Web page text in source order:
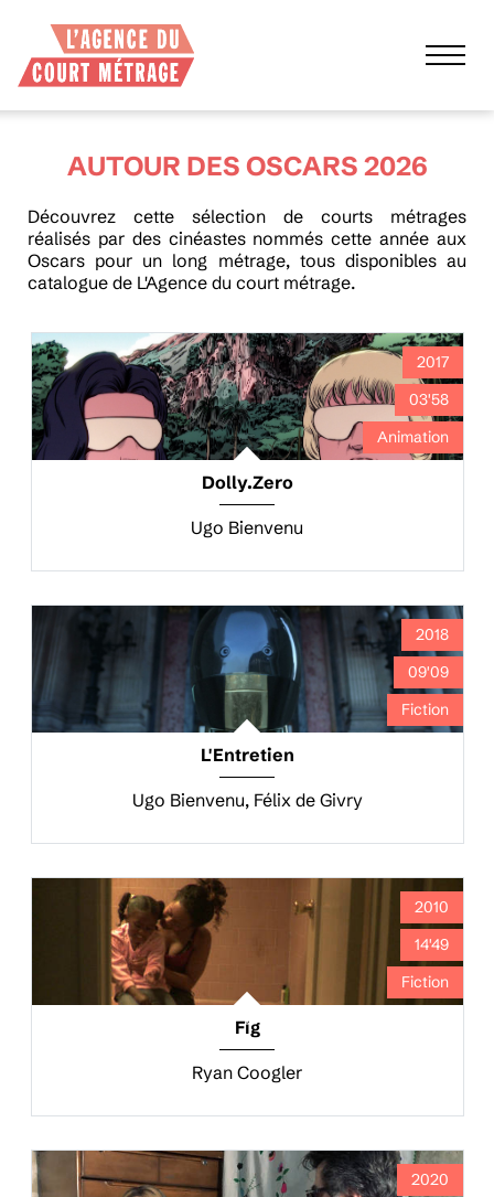
AUTOUR DES OSCARS 2026
Découvrez cette sélection de courts métrages
réalisés par des cinéastes nommés cette année aux
Oscars pour un long métrage, tous disponibles au
catalogue de L'Agence du court métrage.
2017
03'58
Animation
Dolly.Zero
Ugo Bienvenu
2018
09'09
Fiction
L'Entretien
Ugo Bienvenu, Félix de Givry
2010
14'49
Fiction
Fig
Ryan Coogler
2020